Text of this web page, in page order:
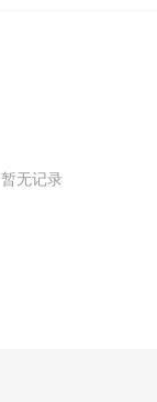
暂无记录